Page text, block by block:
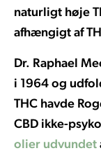
naturligt høje
afhængigt af
Dr. Raphael
i 1964 og
THC havde
CBD ikke-
olier udvundet